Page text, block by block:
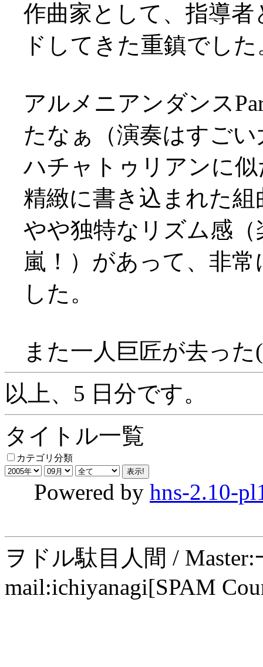
作曲家として、指導
ドしてきた重鎮でした
アルメニアンダンス
たなぁ（演奏はすご
ハチャトゥリアンに
精緻に書き込まれた
やや独特なリズム感
嵐！）があって、非
した。
また一人巨匠が去った
以上、5 日分です。
タイトル一覧
カテゴリ分類
Powered by hns-2.10-
ヲドル駄目人間 /
mail:ichiyanagi[SPAM